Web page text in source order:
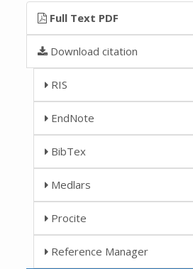
Full Text PDF
Download citation
RIS
EndNote
BibTex
Medlars
Procite
Reference Manager